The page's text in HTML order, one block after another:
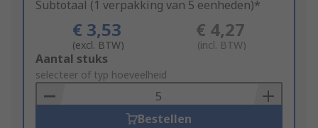
Subtotaal (1 verpakking van 5 eenheden)*
€ 3,53
(excl. BTW)
€ 4,27
(incl. BTW)
Add
to
Basket
Aantal stuks
selecteer of typ hoeveelheid
Bestellen